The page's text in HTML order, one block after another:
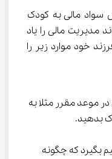
سواد مالی به کودک
مدیریت مالی را یاد
خود موارد زیر را
موعد مقرر مثلا به
بدهید.
بگیرد که چگونه